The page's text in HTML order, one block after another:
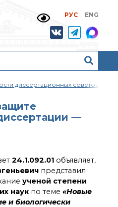
РУС ENG
диссертационных советов
—
24.1.092.01 объявляет,
представил
ученой степени
наук по теме «Новые
и биологически